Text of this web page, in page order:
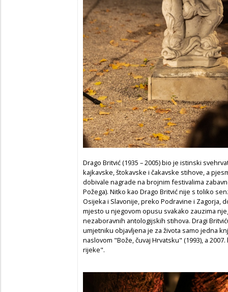
Drago Britvić (1935 – 2005) bio je istinski
kajkavske, štokavske i čakavske stihove, a
dobivale nagrade na brojnim festivalima
Požega). Nitko kao Drago Britvić nije s toliko
Osijeka i Slavonije, preko Podravine i Zagorja,
mjesto u njegovom opusu svakako zauzima
nezaboravnih antologijskih stihova. Dragi
umjetniku objavljena je za života samo jedna
naslovom "Bože, čuvaj Hrvatsku" (1993), a
rijeke".